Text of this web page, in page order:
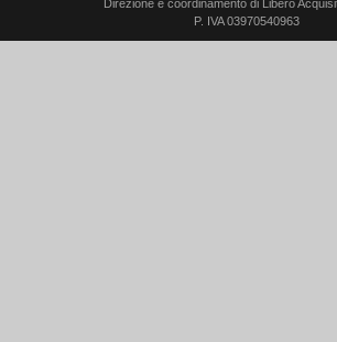
Direzione e coordinamento di Libero
P. IVA 03970540963